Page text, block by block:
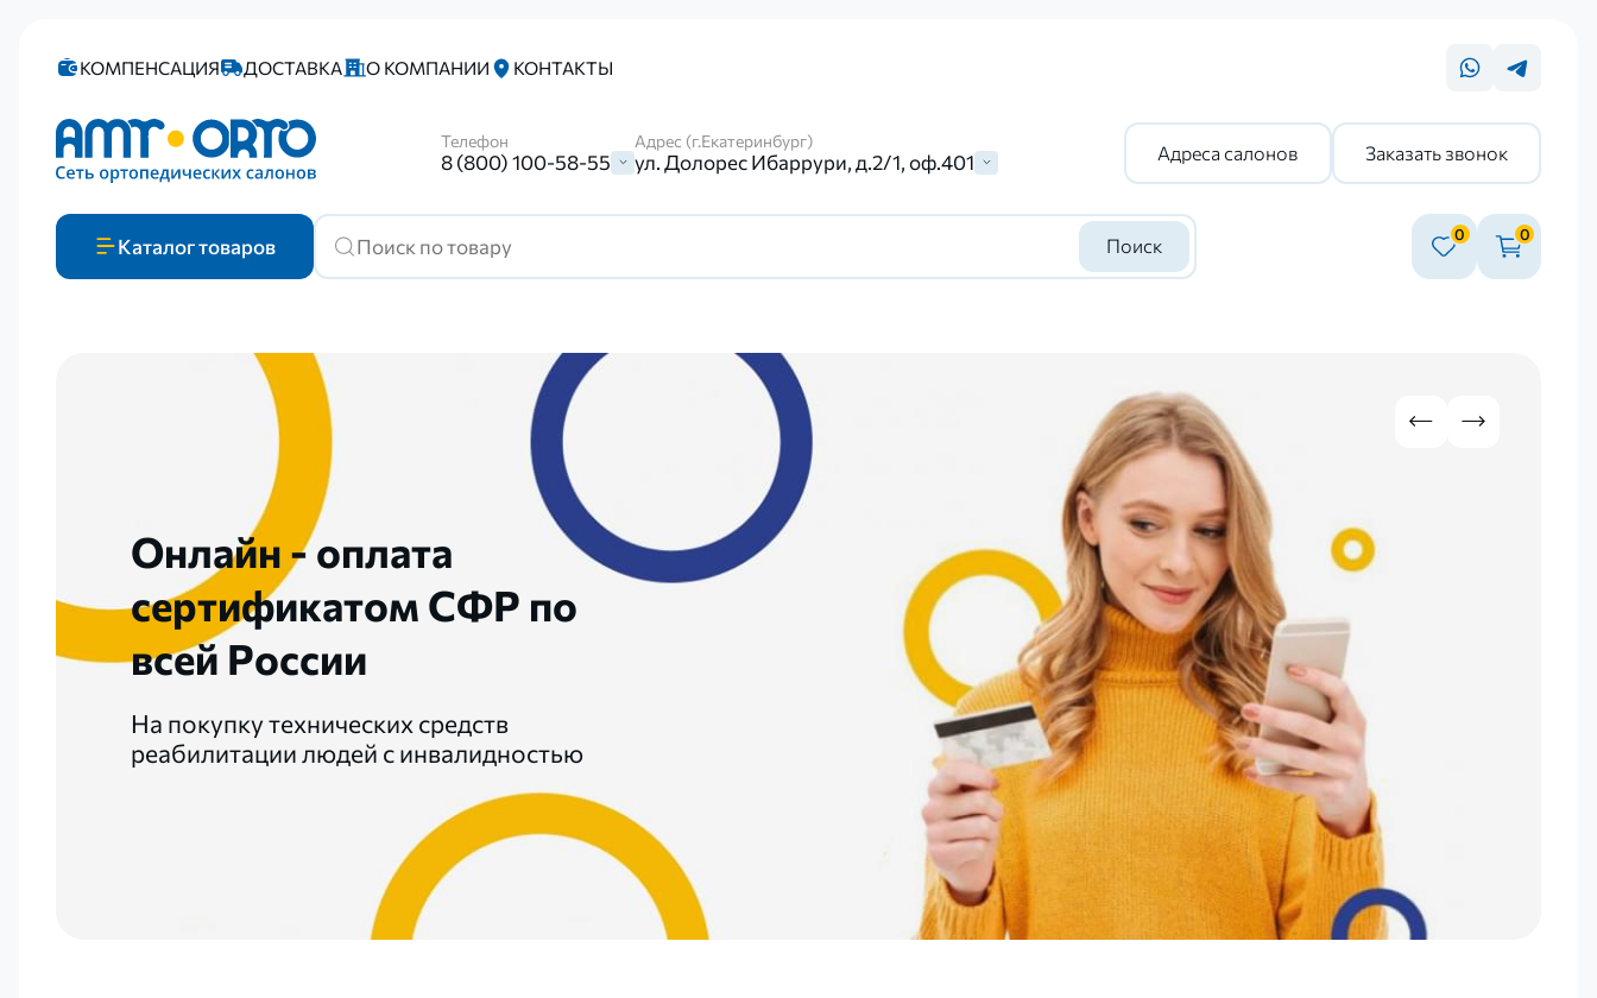
КОМПЕНСАЦИЯ ДОСТАВКА О КОМПАНИИ КОНТАКТЫ
Телефон
8 (800) 100-58-55
Адрес (г.Екатеринбург)
ул. Долорес Ибаррури, д.2/1, оф.401 Адреса салонов Заказать звонок
Каталогтоваров Поиск
0 0
- оплата
СФР по
России
технических средств
людей с инвалидностью